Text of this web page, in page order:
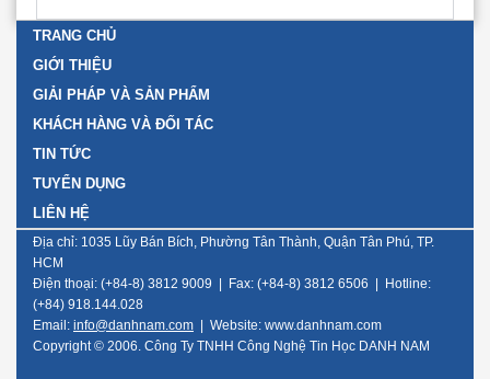
TRANG CHỦ
GIỚI THIỆU
GIẢI PHÁP VÀ SẢN PHẨM
KHÁCH HÀNG VÀ ĐỐI TÁC
TIN TỨC
TUYỂN DỤNG
LIÊN HỆ
Địa chỉ: 1035 Lũy Bán Bích, Phường Tân Thành, Quận Tân Phú, TP.
HCM
Điện thoại: (+84-8) 3812 9009 | Fax: (+84-8) 3812 6506 | Hotline:
(+84) 918.144.028
Email: info@danhnam.com
Website: www.danhnam.com
Copyright © 2006. Công Ty TNHH Công Nghệ Tin Học DANH NAM